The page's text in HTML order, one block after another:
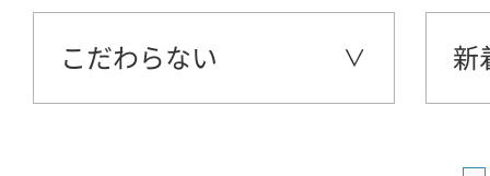
こだわらない 新